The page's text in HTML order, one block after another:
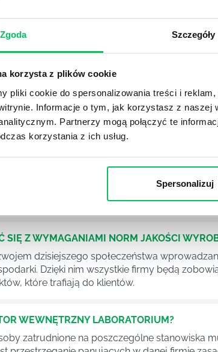
Zgoda Szczegóły
korzysta z plików cookie
pliki cookie do spersonalizowania treści i
Informacje o tym, jak korzystasz z naszej
Partnerzy mogą połączyć te
korzystania z ich usług.
Spersonalizuj
O ODPADACH?
istotną ustawą dla każdej firmy. Kiedy
egzekwowane? Z czym trzeba się tutaj
O OCHRONIE ŚRODOWISKA - CO WARTO
obowiązuje każdego z nas – bez wyjątku.
wycinka drzew musi być gdziekolwiek
cokolwiek?
prawo w ustawodawstwie polskim.
prawa wodnego? Na te pytania
SIĘ Z WYMAGANIAMI NORM JAKOŚCI
dzisiejszego społeczeństwa
Dzięki nim wszystkie firmy będą
które trafiają do klientów.
WEWNĘTRZNY LABORATORIUM?
zatrudnione na poszczególne stanowiska